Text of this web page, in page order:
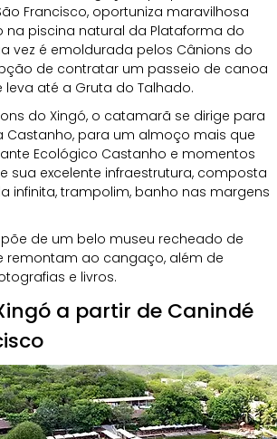
Francisco, oportuniza maravilhosa
piscina natural da Plataforma do
vez é emoldurada pelos Cânions do
de contratar um passeio de canoa
leva até a Gruta do Talhado.
do Xingó, o catamarã se dirige para
Castanho, para um almoço mais que
Ecológico Castanho e momentos
sua excelente infraestrutura, composta
infinita, trampolim, banho nas margens
de um belo museu recheado de
remontam ao cangaço, além de
e livros.
a partir de Canindé